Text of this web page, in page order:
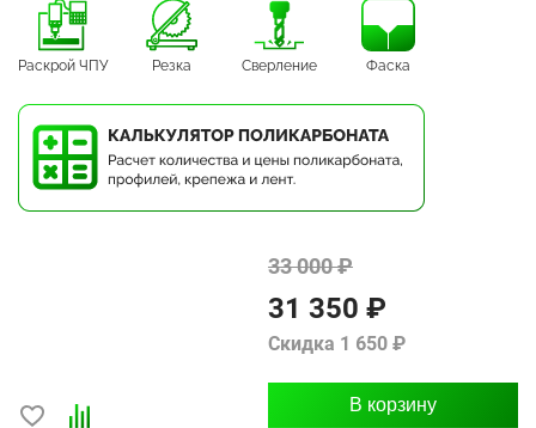
Раскрой ЧПУ Резка Сверление Фаска
33 000 ₽
31 350 ₽
Скидка 1 650 ₽
В корзину